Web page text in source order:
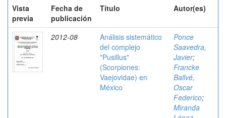
Vista
previa
Fecha de
publicación
Título Autor(es)
2012-08
Análisis sistemático
del complejo
"Pusillus"
(Scorpiones:
Vaejovidae) en
México
Ponce
Saavedra,
Javier;
Francke
Ballvé,
Oscar
Federico;
Miranda